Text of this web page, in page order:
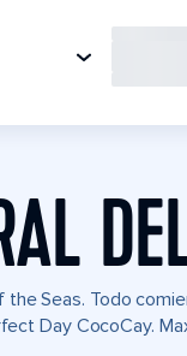
Seas. Todo
Day CocoCay.